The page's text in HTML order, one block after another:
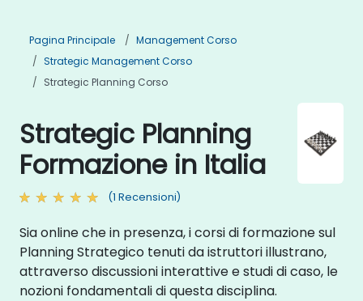
Pagina Principale
Management Corso
Strategic Management Corso
Strategic Planning Corso
Strategic Planning
Formazione in Italia
(1 Recensioni)
Sia online che in presenza, i corsi di formazione sul
Planning Strategico tenuti da istruttori illustrano,
attraverso discussioni interattive e studi di caso, le
nozioni fondamentali di questa disciplina.